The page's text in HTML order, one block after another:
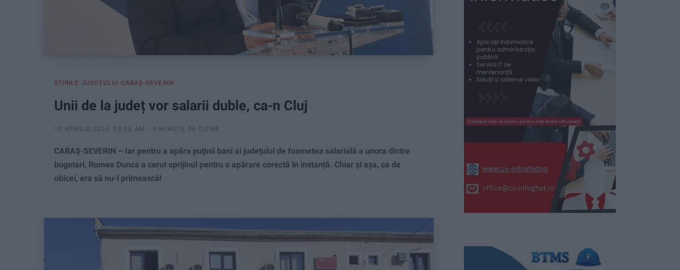
ŞTIRILE JUDEŢULUI CARAŞ-SEVERIN
Unii de la județ vor salarii duble, ca-n Cluj
10 APRILIE 2024, 08:56 AM 4 MINUTE DE CITIRE
CARAȘ-SEVERIN – Iar pentru a apăra puținii bani ai județului de foametea salarială a unora dintre
bugetari, Romeo Dunca a cerut sprijinul pentru o apărare corectă în instanță. Chiar și așa, ca de
obicei, era să nu-l primească!